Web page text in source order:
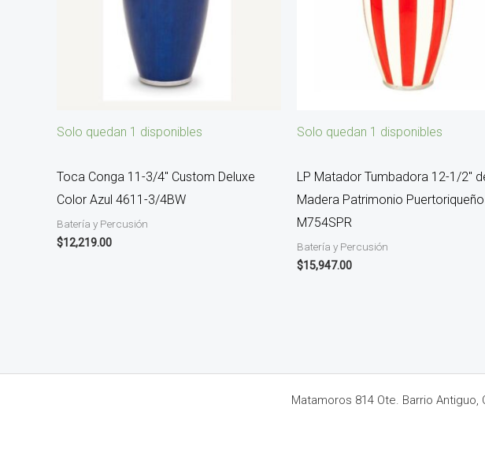
Solo quedan 1 disponibles
Toca Conga 11-3/4″ Custom Deluxe
Color Azul 4611-3/4BW
Batería y Percusión
$12,219.00
Solo quedan 1 disponibles
LP Matador Tumbadora 12-1/2″
Madera Patrimonio Puertoriqueño
M754SPR
Batería y Percusión
$15,947.00
Matamoros 814 Ote. Barrio